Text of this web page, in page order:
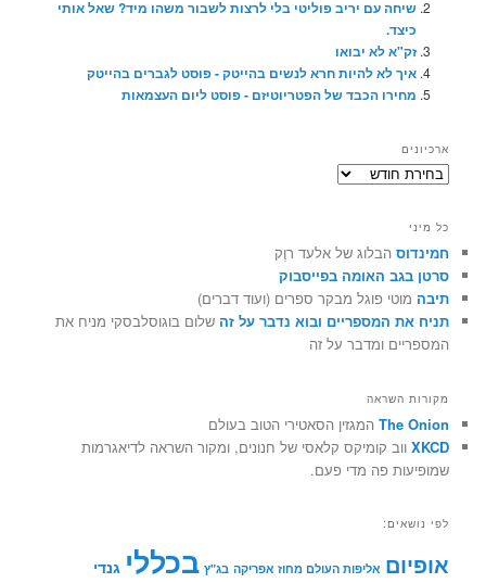
שיחה עם יריב פוליטי בלי לרצות לשבור משהו מיד? שאל אותי
כיצד.
זק"א לא יבואו
איך לא להיות חרא לנשים בהייטק - פוסט לגברים בהייטק
מחירו הכבד של הפטריוטיזם - פוסט ליום העצמאות
ארכיונים
ארכיונים
כל מיני
חמינדוס הבלוג של אלעד רוֶק
סרטן בגב האומה בפייסבוק
תיבה מוטי פוגל מבקר ספרים (ועוד דברים)
תניח את המספריים ובוא נדבר על זה שלום בוגוסלבסקי מניח את
המספריים ומדבר על זה
מקורות השראה
The Onion המגזין הסאטירי הטוב בעולם
XKCD ווב קומיקס קלאסי של חנונים, ומקור השראה לדיאגרמות
שמופיעות פה מדי פעם.
לפי נושאים:
אופיום אליפות העולם מחוז אפריקה בג"ץ בכללי גנדי